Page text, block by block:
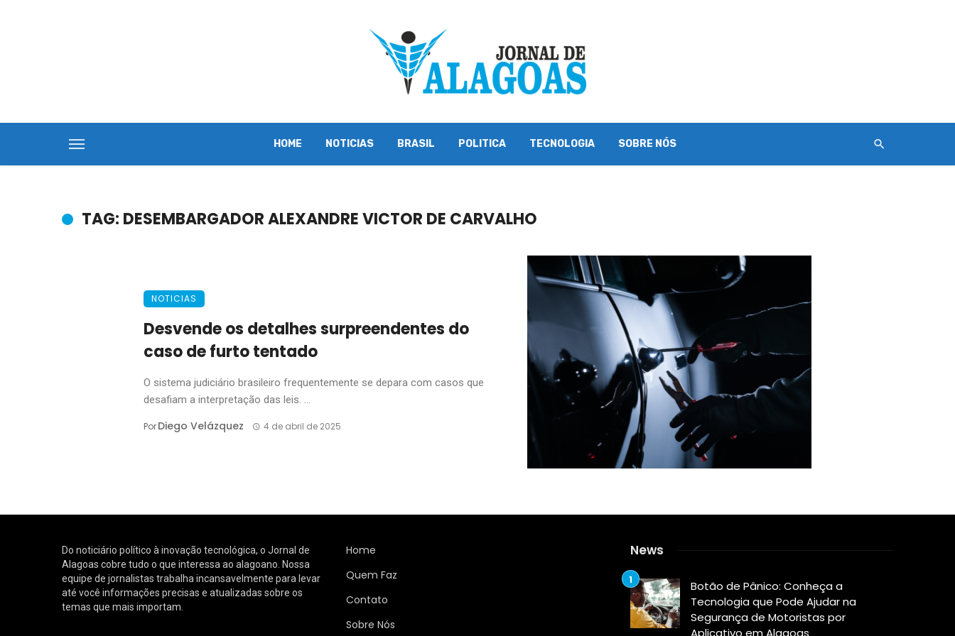
HOME NOTICIAS BRASIL POLITICA TECNOLOGIA SOBRE NÓS
TAG: DESEMBARGADOR ALEXANDRE VICTOR DE CARVALHO
NOTICIAS
Desvende os detalhes surpreendentes do
caso de furto tentado
O sistema judiciário brasileiro frequentemente se depara com casos que
desafiam a interpretação das leis. ...
PorDiego Velázquez 4 de abril de 2025
Do noticiário político à inovação tecnológica, o Jornal de
Alagoas cobre tudo o que interessa ao alagoano. Nossa
equipe de jornalistas trabalha incansavelmente para levar
até você informações precisas e atualizadas sobre os
temas que mais importam.
Home
Quem Faz
Contato
Sobre Nós
News
Botão de Pânico: Conheça a
Tecnologia que Pode Ajudar na
Segurança de Motoristas por
Aplicativo em Alagoas